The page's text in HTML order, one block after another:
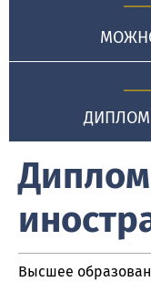
Высшее